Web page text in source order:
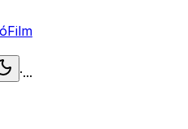
Film
·...